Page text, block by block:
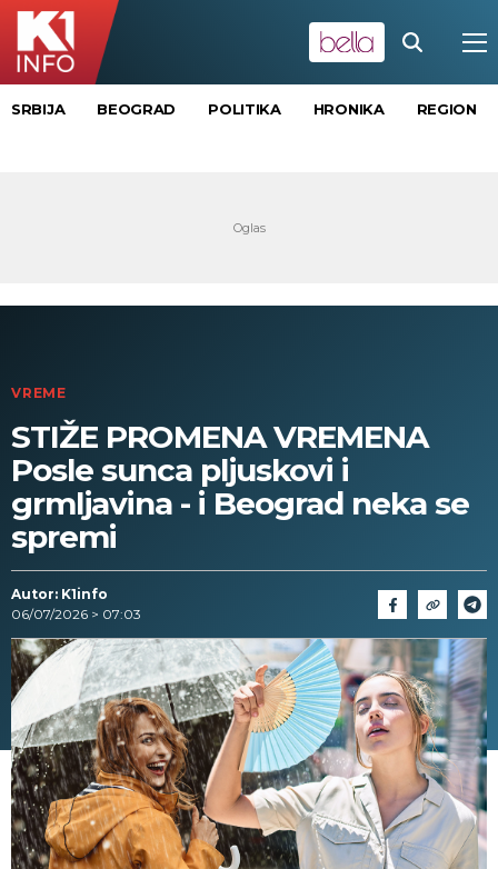
SRBIJA BEOGRAD POLITIKA HRONIKA REGION
VREME
STIŽE PROMENA VREMENA
Posle sunca pljuskovi i
grmljavina - i Beograd neka se
spremi
Autor: K1info
06/07/2026 > 07:03